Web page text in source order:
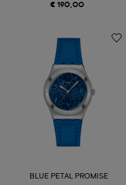
€ 190,00
BLUE PETAL PROMISE